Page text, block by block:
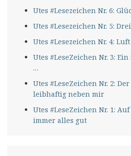
Utes #Lesezeichen Nr. 6:
Utes #Lesezeichen Nr. 5:
Utes #Lesezeichen Nr. 4:
Utes #LeseZeichen Nr. 3:
…
Utes #LeseZeichen Nr. 2:
leibhaftig neben mir
Utes #LeseZeichen Nr. 1:
immer alles gut